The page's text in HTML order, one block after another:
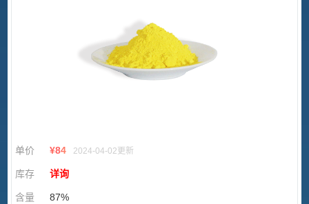
单价 ¥84 2024-04-02更新
库存 详询
含量 87%